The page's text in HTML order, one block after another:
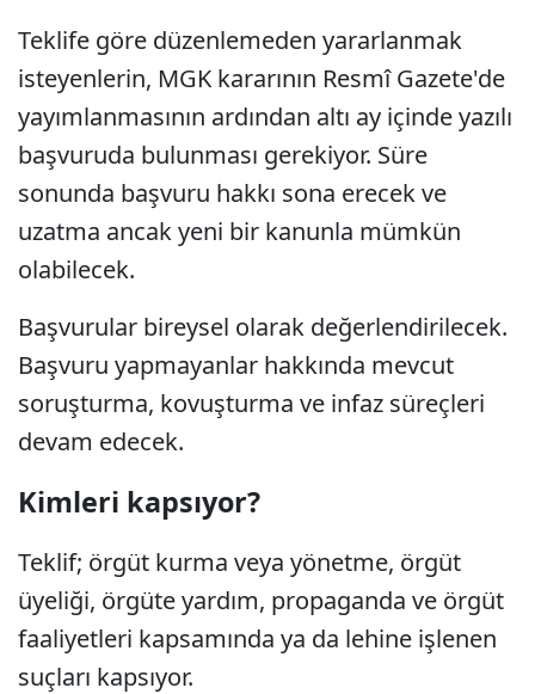
Teklife göre düzenlemeden yararlanmak
isteyenlerin, MGK kararının Resmî Gazete'de
yayımlanmasının ardından altı ay içinde yazılı
başvuruda bulunması gerekiyor. Süre
sonunda başvuru hakkı sona erecek ve
uzatma ancak yeni bir kanunla mümkün
olabilecek.
Başvurular bireysel olarak değerlendirilecek.
Başvuru yapmayanlar hakkında mevcut
soruşturma, kovuşturma ve infaz süreçleri
devam edecek.
Kimleri kapsıyor?
Teklif; örgüt kurma veya yönetme, örgüt
üyeliği, örgüte yardım, propaganda ve örgüt
faaliyetleri kapsamında ya da lehine işlenen
suçları kapsıyor.